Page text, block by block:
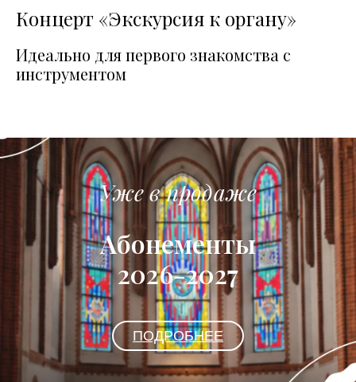
Концерт «Экскурсия к органу»
Идеально для первого знакомства с
инструментом
Уже в продаже
Абонементы
2026-2027
ПОДРОБНЕЕ